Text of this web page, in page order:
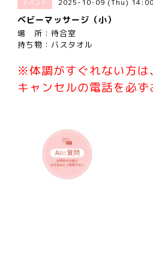
イベント 2025-10-09 (Thu)
ベビーマッサージ（小）
場 所：待合室
持ち物：バスタオル
※体調がすぐれない方は、
キャンセルの電話を必ず